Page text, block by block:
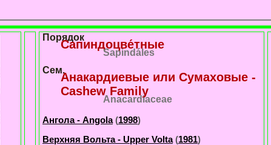
Порядок
Сапиндоцве́тные
Sapindáles
Сем.
Анакардиевые или Сумаховые -
Cashew Family
Anacardiaceae
Ангола - Angola(1998)
Верхняя Вольта - Upper Volta(1981)